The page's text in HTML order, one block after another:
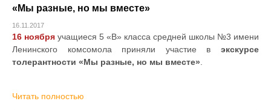
«Мы разные, но мы вместе»
16.11.2017
16 ноября учащиеся 5 «В» класса средней школы №3 имени
Ленинского комсомола приняли участие в экскурсе
толерантности «Мы разные, но мы вместе»
Читать полностью